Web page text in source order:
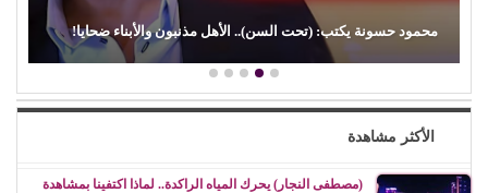
(الفن) والسياسة: عندما تتحول الريشة إلى سلاح
الأكثر مشاهدة
(مصطفى النجار) يحرك المياه الراكدة.. لماذا اكتفينا بمشاهدة